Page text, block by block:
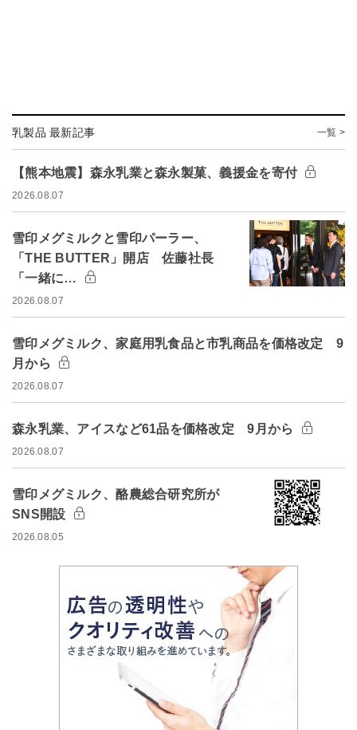
乳製品 最新記事 一覧 >
【熊本地震】森永乳業と森永製菓、義援金を寄付
2026.08.07
雪印メグミルクと雪印パーラー、
「THE BUTTER」開店 佐藤社長
「一緒に…
2026.08.07
雪印メグミルク、家庭用乳食品と市乳商品を価格改定 9
月から
2026.08.07
森永乳業、アイスなど61品を価格改定 9月から
2026.08.07
雪印メグミルク、酪農総合研究所が
SNS開設
2026.08.05